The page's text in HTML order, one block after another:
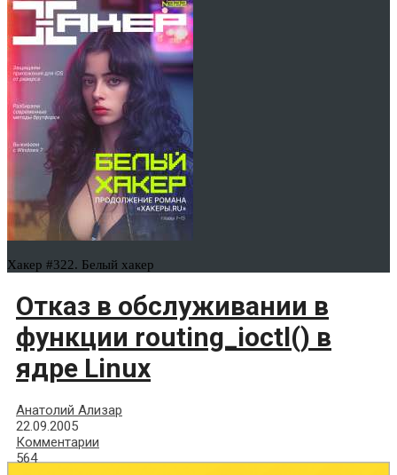
Хакер #322. Белый хакер
Отказ в обслуживании в
функции routing_ioctl() в
ядре Linux
Анатолий Ализар
22.09.2005
Комментарии
564